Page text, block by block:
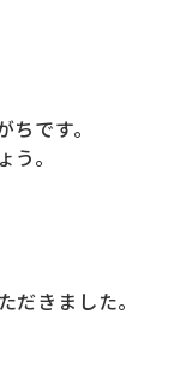
です。
。
きました。